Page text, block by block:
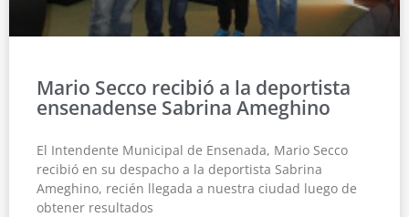
Mario Secco recibió a la deportista
ensenadense Sabrina Ameghino
El Intendente Municipal de Ensenada, Mario Secco
recibió en su despacho a la deportista Sabrina
Ameghino, recién llegada a nuestra ciudad luego de
obtener resultados